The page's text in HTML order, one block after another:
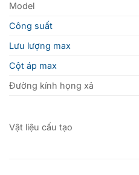
Model
Công suất
Lưu lượng max
Cột áp max
Đường kính họng xả
Vật liệu cấu tạo